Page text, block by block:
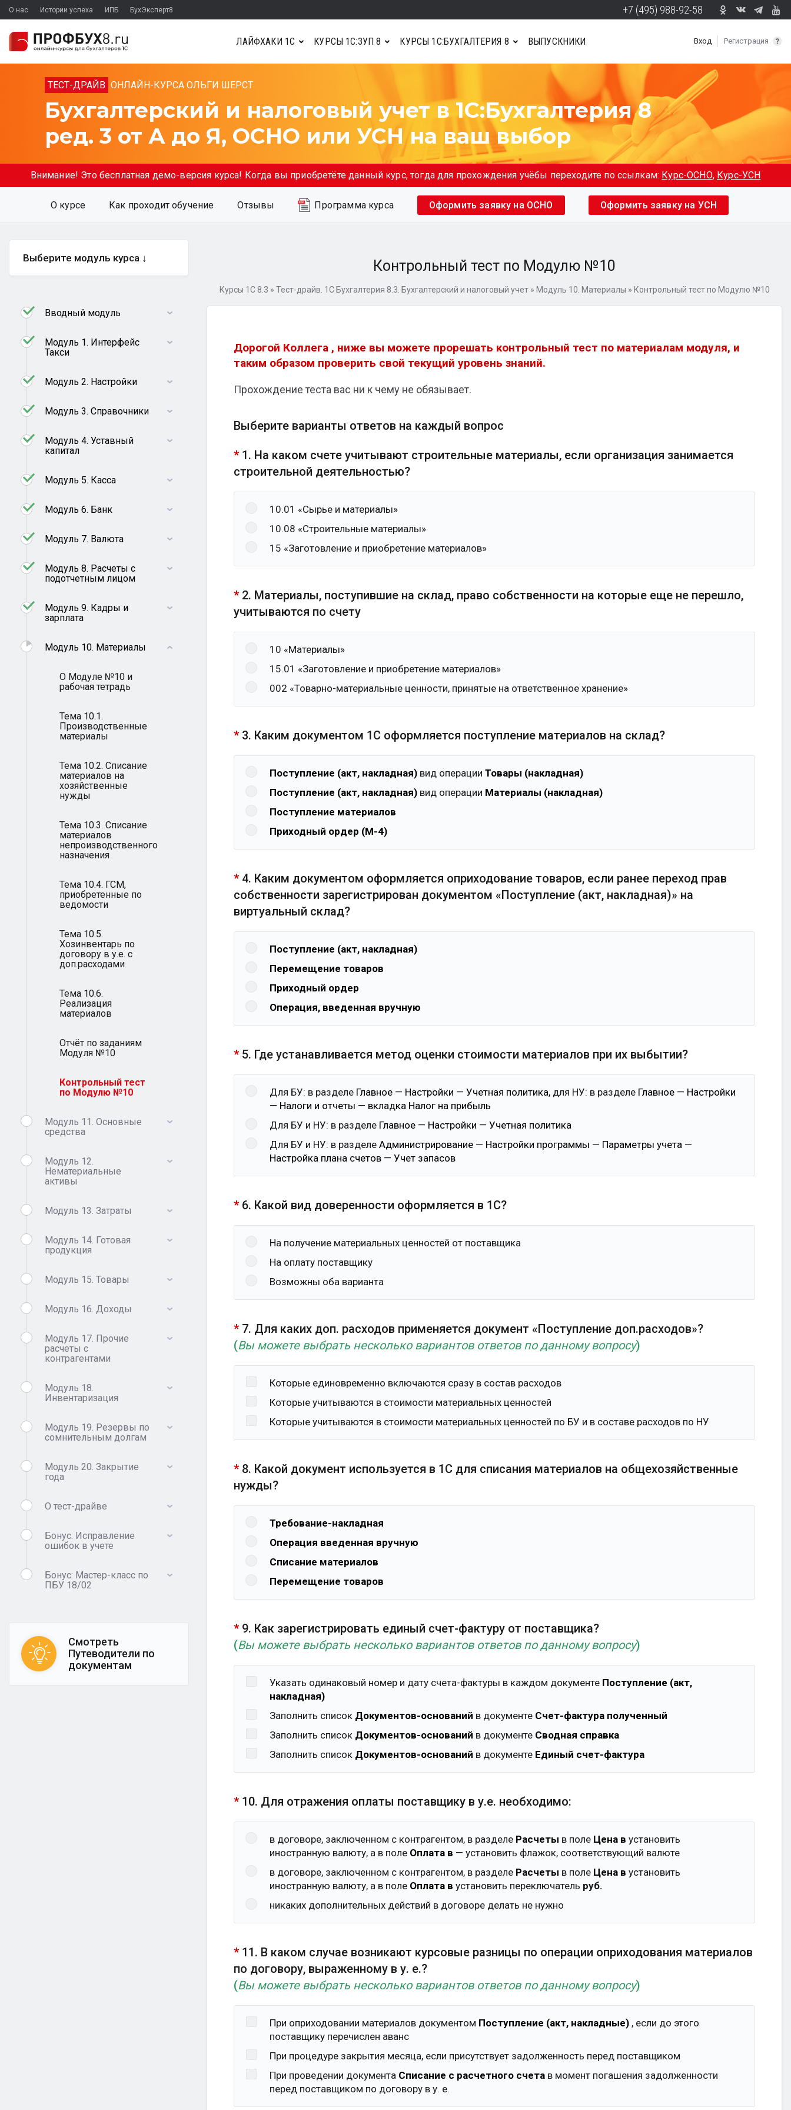
О нас Истории успеха ИПБ БухЭксперт8 +7 (495) 988-92-58
Вход Регистрация
ЛАЙФХАКИ 1С КУРСЫ 1С:ЗУП 8 КУРСЫ 1С:БУХГАЛТЕРИЯ 8 ВЫПУСКНИКИ
ТЕСТ-ДРАЙВ ОНЛАЙН-КУРСА ОЛЬГИ ШЕРСТ
Бухгалтерский и налоговый учет в 1С:Бухгалтерия 8
ред. 3 от А до Я, ОСНО или УСН на ваш выбор
Внимание! Это бесплатная демо-версия курса! Когда вы приобретёте данный курс, тогда для прохождения учёбы переходите по ссылкам: Курс-ОСНО, Курс-УСН
О курсе Как проходит обучение Отзывы Программа курса Оформить заявку на ОСНО Оформить заявку на УСН
Контрольный тест по Модулю №10
Курсы 1С 8.3 » Тест-драйв. 1C Бухгалтерия 8.3. Бухгалтерский и налоговый учет» Модуль 10. Материалы » Контрольный тест по Модулю №10
Дорогой Коллега , ниже вы можете прорешать контрольный тест по материалам модуля, и
таким образом проверить свой текущий уровень знаний.
Прохождение теста вас ни к чему не обязывает.
Выберите варианты ответов на каждый вопрос
* 1. На каком счете учитывают строительные материалы, если организация занимается
строительной деятельностью?
10.01 «Сырье и материалы»
10.08 «Строительные материалы»
15 «Заготовление и приобретение материалов»
* 2. Материалы, поступившие на склад, право собственности на которые еще не перешло,
учитываются по счету
10 «Материалы»
15.01 «Заготовление и приобретение материалов»
002 «Товарно-материальные ценности, принятые на ответственное хранение»
* 3. Каким документом 1С оформляется поступление материалов на склад?
Поступление (акт, накладная) вид операции Товары (накладная)
Поступление (акт, накладная) вид операции Материалы (накладная)
Поступление материалов
Приходный ордер (М-4)
* 4. Каким документом оформляется оприходование товаров, если ранее переход прав
собственности зарегистрирован документом «Поступление (акт, накладная)» на
виртуальный склад?
Поступление (акт, накладная)
Перемещение товаров
Приходный ордер
Операция, введенная вручную
* 5. Где устанавливается метод оценки стоимости материалов при их выбытии?
Для БУ: в разделе Главное — Настройки — Учетная политика, для НУ: в разделе Главное — Настройки
— Налоги и отчеты — вкладка Налог на прибыль
Для БУ и НУ: в разделе Главное — Настройки — Учетная политика
Для БУ и НУ: в разделе Администрирование — Настройки программы — Параметры учета —
Настройка плана счетов — Учет запасов
* 6. Какой вид доверенности оформляется в 1С?
На получение материальных ценностей от поставщика
На оплату поставщику
Возможны оба варианта
* 7. Для каких доп. расходов применяется документ «Поступление доп.расходов»?
(Вы можете выбрать несколько вариантов ответов по данному вопросу)
Которые единовременно включаются сразу в состав расходов
Которые учитываются в стоимости материальных ценностей
Которые учитываются в стоимости материальных ценностей по БУ и в составе расходов по НУ
* 8. Какой документ используется в 1С для списания материалов на общехозяйственные
нужды?
Требование-накладная
Операция введенная вручную
Списание материалов
Перемещение товаров
* 9. Как зарегистрировать единый счет-фактуру от поставщика?
(Вы можете выбрать несколько вариантов ответов по данному вопросу)
Указать одинаковый номер и дату счета-фактуры в каждом документе Поступление (акт,
накладная)
Заполнить список Документов-оснований в документе Счет-фактура полученный
Заполнить список Документов-оснований в документе Сводная справка
Заполнить список Документов-оснований в документе Единый счет-фактура
* 10. Для отражения оплаты поставщику в у.е. необходимо:
в договоре, заключенном с контрагентом, в разделе Расчеты в поле Цена в установить
иностранную валюту, а в поле Оплата в — установить флажок, соответствующий валюте
в договоре, заключенном с контрагентом, в разделе Расчеты в поле Цена в установить
иностранную валюту, а в поле Оплата в установить переключатель руб.
никаких дополнительных действий в договоре делать не нужно
* 11. В каком случае возникают курсовые разницы по операции оприходования материалов
по договору, выраженному в у. е.?
(Вы можете выбрать несколько вариантов ответов по данному вопросу)
При оприходовании материалов документом Поступление (акт, накладные) , если до этого
поставщику перечислен аванс
При процедуре закрытия месяца, если присутствует задолженность перед поставщиком
При проведении документа Списание с расчетного счета в момент погашения задолженности
перед поставщиком по договору в у. е.
Выберите модуль курса ↓
Вводный модуль
Модуль 1. Интерфейс
Такси
Модуль 2. Настройки
Модуль 3. Справочники
Модуль 4. Уставный
капитал
Модуль 5. Касса
Модуль 6. Банк
Модуль 7. Валюта
Модуль 8. Расчеты с
подотчетным лицом
Модуль 9. Кадры и
зарплата
Модуль 10. Материалы
О Модуле №10 и
рабочая тетрадь
Тема 10.1.
Производственные
материалы
Тема 10.2. Списание
материалов на
хозяйственные
нужды
Тема 10.3. Списание
материалов
непроизводственного
назначения
Тема 10.4. ГСМ,
приобретенные по
ведомости
Тема 10.5.
Хозинвентарь по
договору в у.е. с
доп.расходами
Тема 10.6.
Реализация
материалов
Отчёт по заданиям
Модуля №10
Контрольный тест
по Модулю №10
Модуль 11. Основные
средства
Модуль 12.
Нематериальные
активы
Модуль 13. Затраты
Модуль 14. Готовая
продукция
Модуль 15. Товары
Модуль 16. Доходы
Модуль 17. Прочие
расчеты с
контрагентами
Модуль 18.
Инвентаризация
Модуль 19. Резервы по
сомнительным долгам
Модуль 20. Закрытие
года
О тест-драйве
Бонус: Исправление
ошибок в учете
Бонус: Мастер-класс по
ПБУ 18/02
Смотреть
Путеводители по
документам